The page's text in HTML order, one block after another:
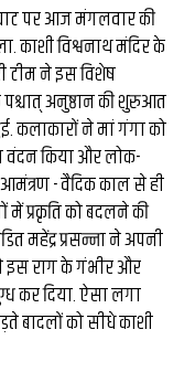
पर आज मंगलवार की
काशी विश्वनाथ मंदिर के
टीम ने इस विशेष
अनुष्ठान की शुरुआत
कलाकारों ने मां गंगा को
वंदन किया और लोक-
- वैदिक काल से ही
में प्रकृति को बदलने की
महेंद्र प्रसन्ना ने अपनी
इस राग के गंभीर और
कर दिया. ऐसा लगा
बादलों को सीधे काशी